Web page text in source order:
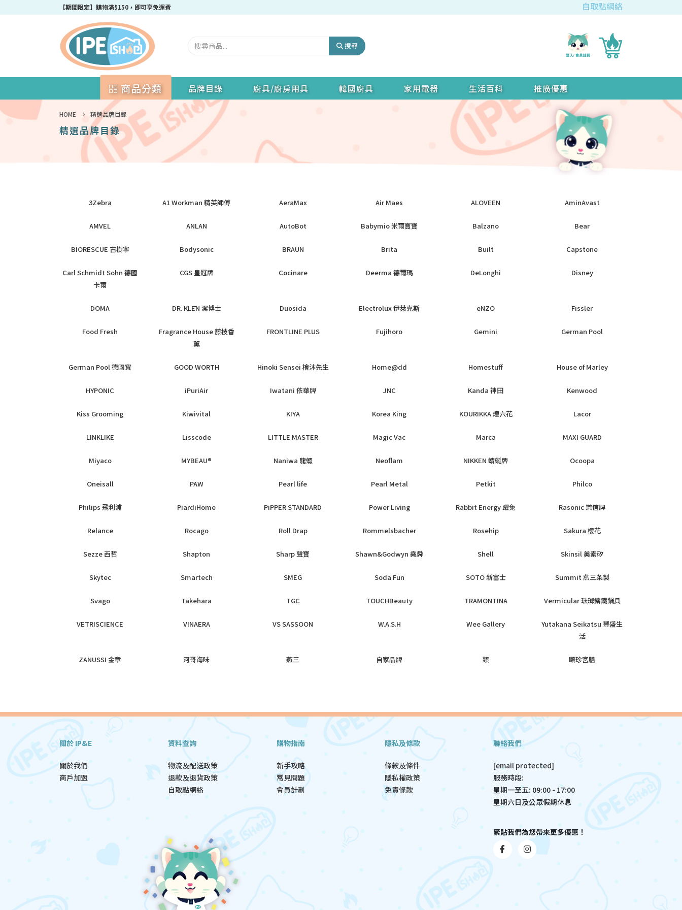
【期間限定】購物滿$150，即可享免運費 自取點網絡
搜尋
商品分類 品牌目錄 廚具/廚房用具 韓國廚具 家用電器 生活百科 推廣優惠
HOME 精選品牌目錄
精選品牌目錄
3Zebra A1 Workman 精英師傅 AeraMax Air Maes ALOVEEN AminAvast
AMVEL ANLAN AutoBot Babymio 米爾寶寶 Balzano Bear
BIORESCUE 古樹寧 Bodysonic BRAUN Brita Built Capstone
Carl Schmidt Sohn 德國
卡爾
CGS 皇冠牌 Cocinare Deerma 德爾瑪 DeLonghi Disney
DOMA DR. KLĒN 潔博士 Duosida Electrolux 伊萊克斯 eNZO Fissler
Food Fresh
Fragrance House 藤枝香
薰
FRONTLINE PLUS Fujihoro Gemini German Pool
German Pool 德國寳 GOOD WORTH Hinoki Sensei 檜沐先生 Home@dd Homestuff House of Marley
HYPONIC iPuriAir Iwatani 依華牌 JNC Kanda 神田 Kenwood
Kiss Grooming Kiwivital KIYA Korea King KOURIKKA 煌六花 Lacor
LINKLIKE Lisscode LITTLE MASTER Magic Vac Marca MAXI GUARD
Miyaco MYBEAU® Naniwa 龍蝦 Neoflam NIKKEN 蜻蜓牌 Ocoopa
Oneisall PAW Pearl life Pearl Metal Petkit Philco
Philips 飛利浦 PiardiHome PiPPER STANDARD Power Living Rabbit Energy 躍兔 Rasonic 樂信牌
Relance Rocago Roll Drap Rommelsbacher Rosehip Sakura 櫻花
Sezze 西哲 Shapton Sharp 聲寶 Shawn&Godwyn 堯舜 Shell Skinsil 美素矽
Skytec Smartech SMEG Soda Fun SOTO 新富士 Summit 燕三条製
Svago Takehara TGC TOUCHBeauty TRAMONTINA Vermicular 琺瑯鑄鐵鍋具
VETRISCIENCE VINAERA VS SASSOON W.A.S.H Wee Gallery
Yutakana Seikatsu 豐盛生
活
ZANUSSI 金章 河哥海味 燕三 自家品牌 臻 頤珍宮膳
關於 IP&E
關於我們
商戶加盟
資料查詢
物流及配送政策
退款及退貨政策
自取點網絡
購物指南
新手攻略
常見問題
會員計劃
隱私及條款
條款及條件
隱私權政策
免責條款
聯絡我們
[email protected]
服務時段:
星期一至五: 09:00 - 17:00
星期六日及公眾假期休息
緊貼我們為您帶來更多優惠！